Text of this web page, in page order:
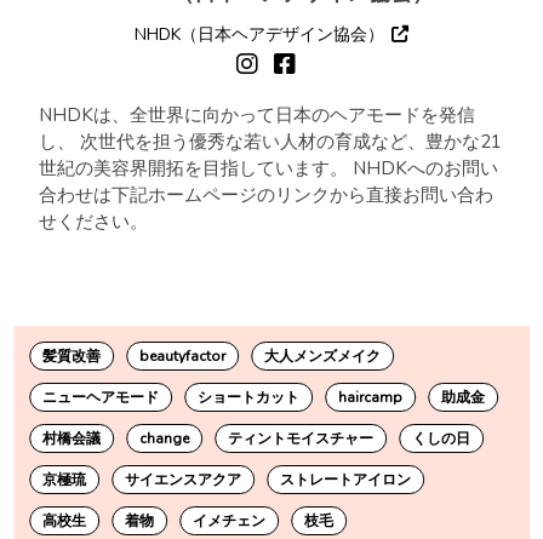
NHDK（日本ヘアデザイン協会）
NHDKは、全世界に向かって日本のヘアモードを発信
し、 次世代を担う優秀な若い人材の育成など、豊かな21
世紀の美容界開拓を目指しています。 NHDKへのお問い
合わせは下記ホームページのリンクから直接お問い合わ
せください。
髪質改善 beautyfactor 大人メンズメイク
ニューヘアモード ショートカット haircamp 助成金
村橋会議 change ティントモイスチャー くしの日
京極琉 サイエンスアクア ストレートアイロン
高校生 着物 イメチェン 枝毛